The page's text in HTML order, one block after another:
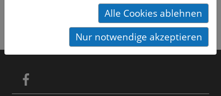
Alle Cookies ablehnen
Nur notwendige akzeptieren